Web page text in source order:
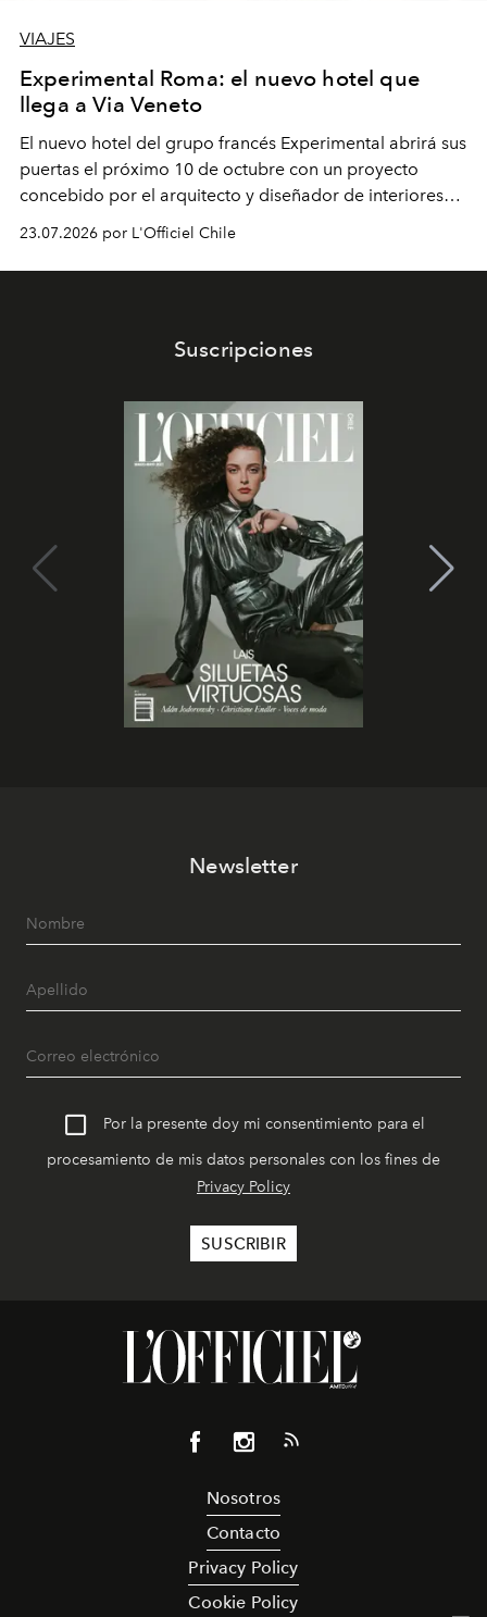
VIAJES
Experimental Roma: el nuevo hotel que
llega a Via Veneto
El nuevo hotel del grupo francés Experimental abrirá sus
puertas el próximo 10 de octubre con un proyecto
concebido por el arquitecto y diseñador de interiores
Rodolphe Parente. La propuesta incluirá un restaurante
a cargo del chef Giovanni Passerini y una
reinterpretación del legado estético de la capital
23.07.2026 por L'Officiel Chile
Suscripciones
Newsletter
Por la presente doy mi consentimiento para el
procesamiento de mis datos personales con los fines de
Privacy Policy
Nosotros
Contacto
Privacy Policy
Cookie Policy